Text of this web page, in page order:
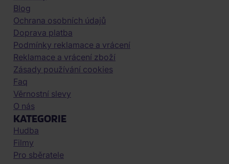
Blog
Ochrana osobních údajů
Doprava platba
Podmínky reklamace a vrácení
Reklamace a vrácení zboží
Zásady používání cookies
Faq
Věrnostní slevy
O nás
KATEGORIE
Hudba
Filmy
Pro sběratele